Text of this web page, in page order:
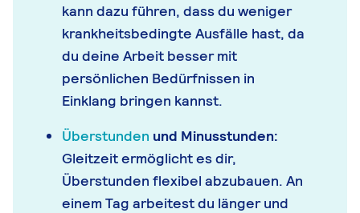
kann dazu führen, dass du weniger
krankheitsbedingte Ausfälle hast, da
du deine Arbeit besser mit
persönlichen Bedürfnissen in
Einklang bringen kannst.
Überstunden und Minusstunden:
Gleitzeit ermöglicht es dir,
Überstunden flexibel abzubauen. An
einem Tag arbeitest du länger und